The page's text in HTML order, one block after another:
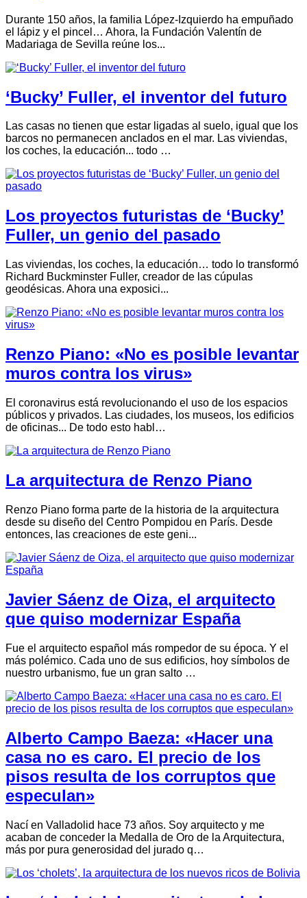
Durante 150 años, la familia López-Izquierdo ha empuñado
el lápiz y el pincel… Ahora, la Fundación Valentín de
Madariaga de Sevilla reúne los...
‘Bucky’ Fuller, el inventor del futuro
Las casas no tienen que estar ligadas al suelo, igual que los
barcos no permanecen anclados en el mar. Las viviendas,
los coches, la educación... todo …
Los proyectos futuristas de ‘Bucky’
Fuller, un genio del pasado
Las viviendas, los coches, la educación… todo lo transformó
Richard Buckminster Fuller, creador de las cúpulas
geodésicas. Ahora una exposici...
Renzo Piano: «No es posible levantar
muros contra los virus»
El coronavirus está revolucionando el uso de los espacios
públicos y privados. Las ciudades, los museos, los edificios
de oficinas... De todo esto habl…
La arquitectura de Renzo Piano
Renzo Piano forma parte de la historia de la arquitectura
desde su diseño del Centro Pompidou en París. Desde
entonces, las creaciones de este geni...
Javier Sáenz de Oiza, el arquitecto
que quiso modernizar España
Fue el arquitecto español más rompedor de su época. Y el
más polémico. Cada uno de sus edificios, hoy símbolos de
nuestro urbanismo, fue un gran salto …
Alberto Campo Baeza: «Hacer una
casa no es caro. El precio de los
pisos resulta de los corruptos que
especulan»
Nací en Valladolid hace 73 años. Soy arquitecto y me
acaban de conceder la Medalla de Oro de la Arquitectura,
más por pura generosidad del jurado q…